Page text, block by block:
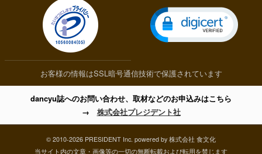
お客様の情報はSSL暗号通信技術で保護されています
dancyu誌へのお問い合わせ、取材などのお申込みはこちら
→ 株式会社プレジデント社
© 2010-2026 PRESIDENT Inc. powered by 株式会社 食文化
当サイト内の文章・画像等の一切の無断転載および転用を禁じます